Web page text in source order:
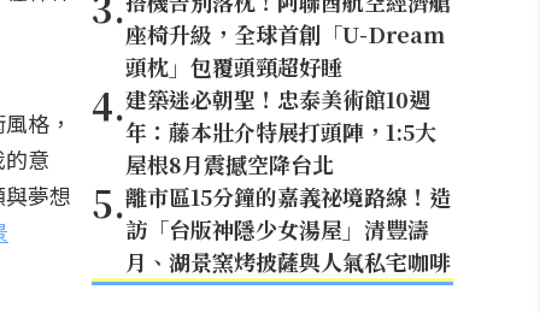
格，
意
夢想
座椅升級，全球首創「U-Dream
頭枕」包覆頭頸超好睡
4.建築迷必朝聖！忠泰美術館10週
年：藤本壯介特展打頭陣，1:5大
屋根8月震撼空降台北
5.離市區15分鐘的嘉義祕境路線！造
訪「台版神隱少女湯屋」清豐濤
月、湖景窯烤披薩與人氣私宅咖啡